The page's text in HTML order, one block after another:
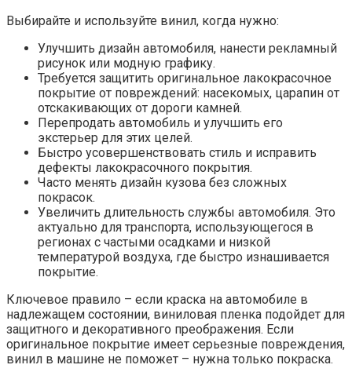
Выбирайте и используйте винил, когда нужно:
Улучшить дизайн автомобиля, нанести рекламный
рисунок или модную графику.
Требуется защитить оригинальное лакокрасочное
покрытие от повреждений: насекомых, царапин от
отскакивающих от дороги камней.
Перепродать автомобиль и улучшить его
экстерьер для этих целей.
Быстро усовершенствовать стиль и исправить
дефекты лакокрасочного покрытия.
Часто менять дизайн кузова без сложных
покрасок.
Увеличить длительность службы автомобиля. Это
актуально для транспорта, использующегося в
регионах с частыми осадками и низкой
температурой воздуха, где быстро изнашивается
покрытие.
Ключевое правило – если краска на автомобиле в
надлежащем состоянии, виниловая пленка подойдет для
защитного и декоративного преображения. Если
оригинальное покрытие имеет серьезные повреждения,
винил в машине не поможет – нужна только покраска.